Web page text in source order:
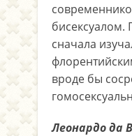
бисексуалом.
сначала
вроде бы
Леонардо да